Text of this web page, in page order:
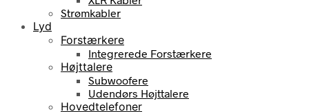
Strømkabler
Lyd
Forstærkere
Integrerede Forstærkere
Højttalere
Subwoofere
Udendørs Højttalere
Hovedtelefoner